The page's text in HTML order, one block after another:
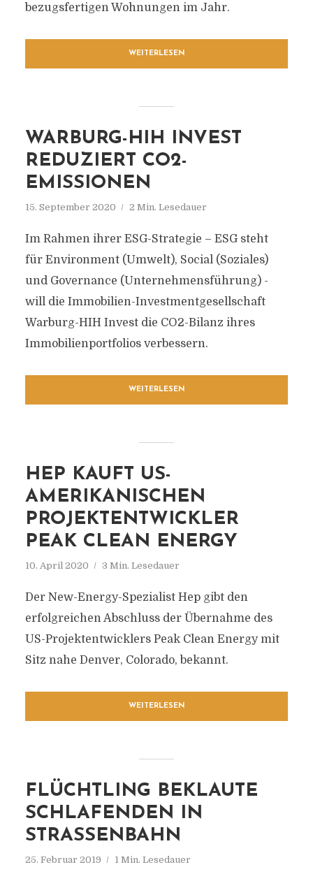
bezugsfertigen Wohnungen im Jahr.
WEITERLESEN
WARBURG-HIH INVEST
REDUZIERT CO2-
EMISSIONEN
15. September 2020 2 Min. Lesedauer
Im Rahmen ihrer ESG-Strategie – ESG steht
für Environment (Umwelt), Social (Soziales)
und Governance (Unternehmensführung) -
will die Immobilien-Investmentgesellschaft
Warburg-HIH Invest die CO2-Bilanz ihres
Immobilienportfolios verbessern.
WEITERLESEN
HEP KAUFT US-
AMERIKANISCHEN
PROJEKTENTWICKLER
PEAK CLEAN ENERGY
10. April 2020 3 Min. Lesedauer
Der New-Energy-Spezialist Hep gibt den
erfolgreichen Abschluss der Übernahme des
US-Projektentwicklers Peak Clean Energy mit
Sitz nahe Denver, Colorado, bekannt.
WEITERLESEN
FLÜCHTLING BEKLAUTE
SCHLAFENDEN IN
STRASSENBAHN
25. Februar 2019 1 Min. Lesedauer